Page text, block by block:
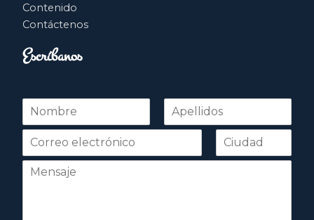
Contenido
Contáctenos
Escríbanos
N
m
r
Nombre Apellidos